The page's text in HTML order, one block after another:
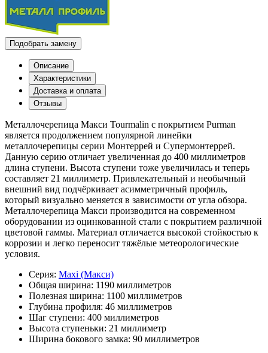
Подобрать замену
Описание
Характеристики
Доставка и оплата
Отзывы
Металлочерепица Макси Tourmalin с покрытием Purman
является продолжением популярной линейки
металлочерепицы серии Монтеррей и Супермонтеррей.
Данную серию отличает увеличенная до 400 миллиметров
длина ступени. Высота ступени тоже увеличилась и теперь
составляет 21 миллиметр. Привлекательный и необычный
внешний вид подчёркивает асимметричный профиль,
который визуально меняется в зависимости от угла обзора.
Металлочерепица Макси производится на современном
оборудовании из оцинкованной стали с покрытием различной
цветовой гаммы. Материал отличается высокой стойкостью к
коррозии и легко переносит тяжёлые метеорологические
условия.
Серия: Maxi (Макси)
Общая ширина: 1190 миллиметров
Полезная ширина: 1100 миллиметров
Глубина профиля: 46 миллиметров
Шаг ступени: 400 миллиметров
Высота ступеньки: 21 миллиметр
Ширина бокового замка: 90 миллиметров